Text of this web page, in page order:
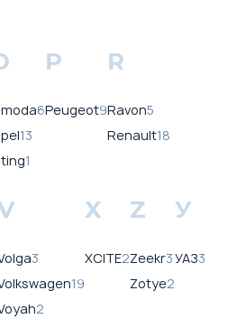
6
13
1
P
Peugeot9
R
Ravon5
Renault18
3
19
2
X
XCITE2
Z
Zeekr3
Zotye2
У
УАЗ3